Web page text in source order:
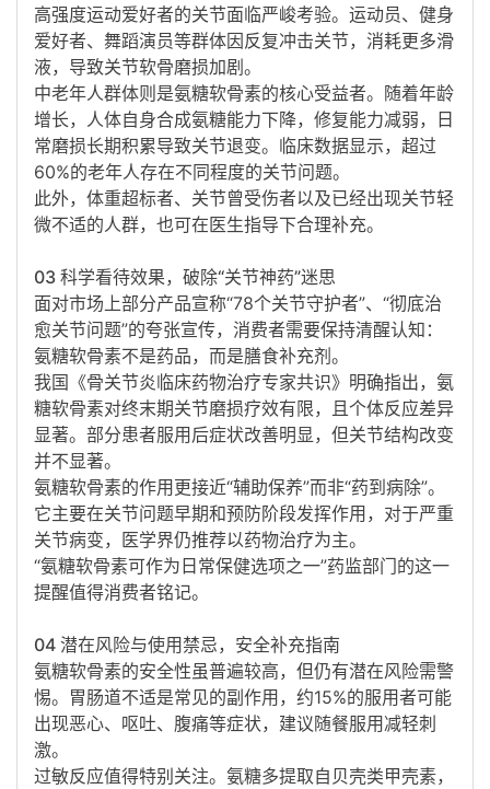
高强度运动爱好者的关节面临严峻考验。运动员、健身
爱好者、舞蹈演员等群体因反复冲击关节，消耗更多滑
液，导致关节软骨磨损加剧。
中老年人群体则是氨糖软骨素的核心受益者。随着年龄
增长，人体自身合成氨糖能力下降，修复能力减弱，日
常磨损长期积累导致关节退变。临床数据显示， 超过
60%的老年人存在不同程度的关节问题。
此外，体重超标者、关节曾受伤者以及已经出现关节轻
微不适的人群，也可在医生指导下合理补充。
03 科学看待效果，破除“关节神药”迷思
面对市场上部分产品宣称“78个关节守护者”、“彻底治
愈关节问题”的夸张宣传，消费者需要保持清醒认知：
氨糖软骨素不是药品，而是膳食补充剂。
我国《骨关节炎临床药物治疗专家共识》明确指出，氨
糖软骨素对终末期关节磨损疗效有限，且个体反应差异
显著。部分患者服用后症状改善明显，但关节结构改变
并不显著。
氨糖软骨素的作用更接近“辅助保养”而非“药到病除”。
它主要在关节问题早期和预防阶段发挥作用，对于严重
关节病变，医学界仍推荐以药物治疗为主。
“氨糖软骨素可作为日常保健选项之一”药监部门的这一
提醒值得消费者铭记。
04 潜在风险与使用禁忌，安全补充指南
氨糖软骨素的安全性虽普遍较高，但仍有潜在风险需警
惕。 胃肠道不适是常见的副作用，约15%的服用者可能
出现恶心、呕吐、腹痛等症状，建议随餐服用减轻刺
激。
过敏反应值得特别关注。氨糖多提取自贝壳类甲壳素，